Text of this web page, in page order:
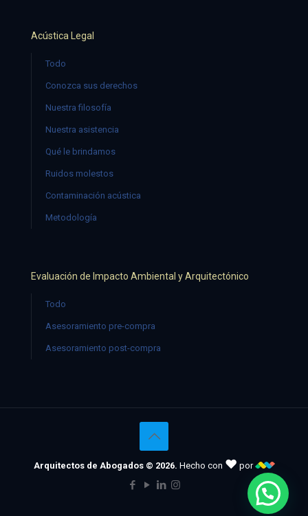
Acústica Legal
Todo
Conozca sus derechos
Nuestra filosofía
Nuestra asistencia
Qué le brindamos
Ruidos molestos
Contaminación acústica
Metodología
Evaluación de Impacto Ambiental y Arquitectónico
Todo
Asesoramiento pre-compra
Asesoramiento post-compra
Arquitectos de Abogados © 2026. Hecho con ♥ por